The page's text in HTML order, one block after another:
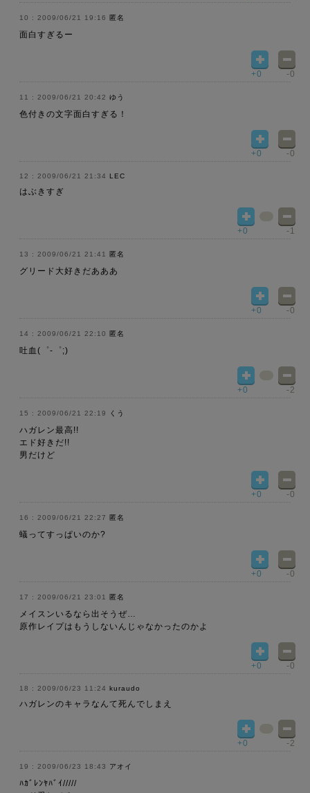
2009/06/21 19:16 匿名
面白すぎるー
+0 -0
2009/06/21 20:42 ゆう
色付きの文字面白すぎる！
+0 -0
2009/06/21 21:34 LEC
はぶきすぎ
+0 -1
2009/06/21 21:41 匿名
グリード大好きだあああ
+0 -0
2009/06/21 22:10 匿名
吐血(゜-゜;)
+0 -2
2009/06/21 22:19 くう
ハガレン最高!!
エド好きだ!!
男だけど
+0 -0
2009/06/21 22:27 匿名
蟻ってすっぱいのか?
+0 -0
2009/06/21 23:01 匿名
メイスンいるなら出そうぜ…
原作レイプはもうしないんじゃなかったのかよ
+0 -0
2009/06/23 11:24 kuraudo
ハガレンのキャラなんて死んでしまえ
+0 -2
2009/06/23 18:43 アオイ
ﾊｶﾞﾚﾝﾔﾊﾞｲ/////